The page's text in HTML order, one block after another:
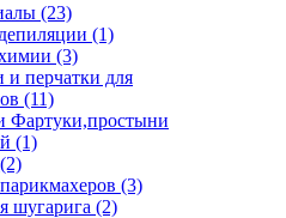
(23)
(1)
(3)
и перчатки для
(11)
Фартуки,простыни
(1)
(3)
шугарига (2)